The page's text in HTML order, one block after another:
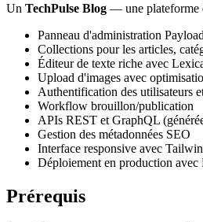
Un TechPulse Blog — une plateforme
Panneau d'administration
Collections pour les articles,
Éditeur de texte riche avec
Upload d'images avec
Authentification des utilisateurs
Workflow brouillon/publication
APIs REST et GraphQL
Gestion des métadonnées SEO
Interface responsive avec
Déploiement en production avec
Prérequis